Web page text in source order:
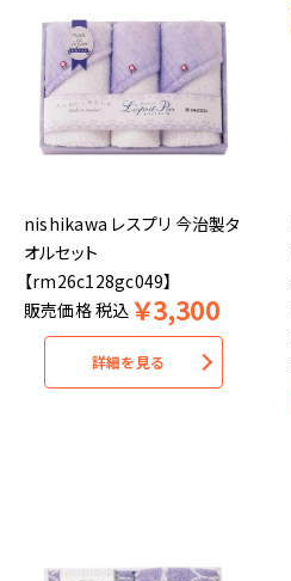
nishikawa レスプリ 今治製タ
オルセット
【rm26c128gc049】
販売価格税込 ￥3,300
詳細を見る